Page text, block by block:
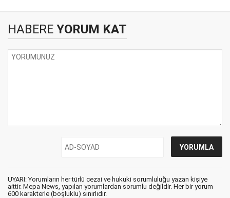
HABERE YORUM KAT
UYARI: Yorumların her türlü cezai ve hukuki sorumluluğu yazan kişiye
aittir. Mepa News, yapılan yorumlardan sorumlu değildir. Her bir yorum
600 karakterle (boşluklu) sınırlıdır.